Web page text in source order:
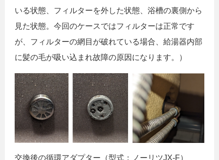
いる状態、フィルターを外した状態、浴槽の裏側から
見た状態。今回のケースではフィルターは正常です
が、フィルターの網目が破れている場合、給湯器内部
に髪の毛が吸い込まれ故障の原因になります。）
交換後の循環アダプター（型式：ノーリツJX-F）